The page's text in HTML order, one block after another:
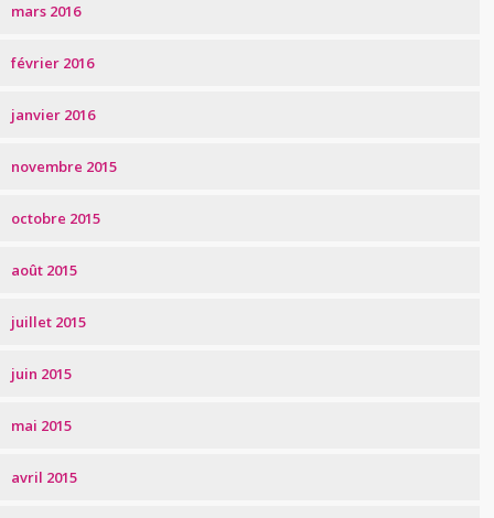
mars 2016
février 2016
janvier 2016
novembre 2015
octobre 2015
août 2015
juillet 2015
juin 2015
mai 2015
avril 2015